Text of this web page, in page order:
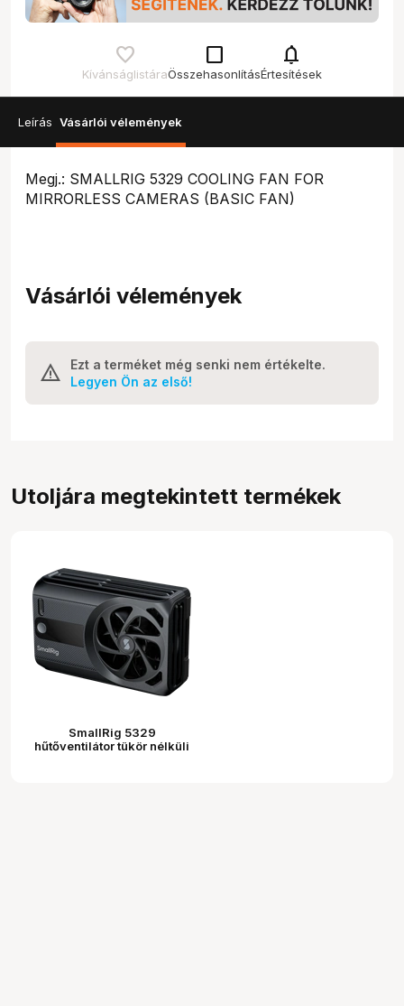
Kívánságlistára
check_box_outline_blank
Összehasonlítás
notifications
Értesítések
Leírás Vásárlói vélemények
Megj.: SMALLRIG 5329 COOLING FAN FOR
MIRRORLESS CAMERAS (BASIC FAN)
Vásárlói vélemények
Ezt a terméket még senki nem értékelte.
Legyen Ön az első!
Utoljára megtekintett termékek
SmallRig 5329
hűtőventilátor tükör nélküli